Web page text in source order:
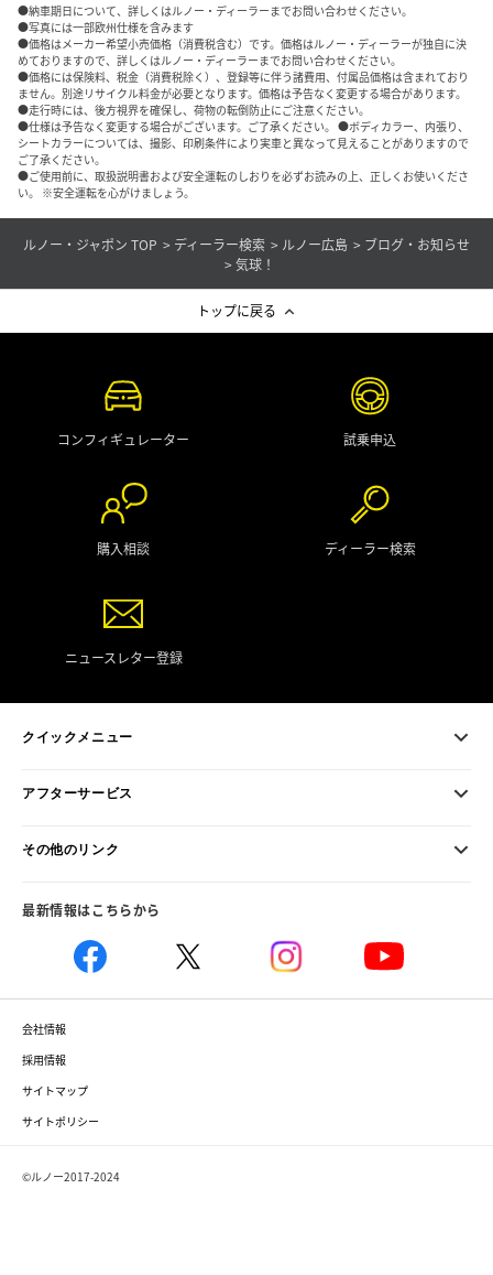
●納車期日について、詳しくはルノー・ディーラーまでお問い合わせください。
●写真には一部欧州仕様を含みます
●価格はメーカー希望小売価格（消費税含む）です。価格はルノー・ディーラーが独自に決
めておりますので、詳しくはルノー・ディーラーまでお問い合わせください。
●価格には保険料、税金（消費税除く）、登録等に伴う諸費用、付属品価格は含まれており
ません。別途リサイクル料金が必要となります。価格は予告なく変更する場合があります。
●走行時には、後方視界を確保し、荷物の転倒防止にご注意ください。
●仕様は予告なく変更する場合がございます。ご了承ください。 ●ボディカラー、内張り、
シートカラーについては、撮影、印刷条件により実車と異なって見えることがありますので
ご了承ください。
●ご使用前に、取扱説明書および安全運転のしおりを必ずお読みの上、正しくお使いくださ
い。 ※安全運転を心がけましょう。
ルノー・ジャポン TOP ディーラー検索 ルノー広島
ブログ・お知らせ
気球！
トップに戻る
コンフィギュレーター 試乗申込
購入相談 ディーラー検索
ニュースレター登録
クイックメニュー
アフターサービス
その他のリンク
最新情報はこちらから
会社情報
採用情報
サイトマップ
サイトポリシー
©ルノー2017-2024